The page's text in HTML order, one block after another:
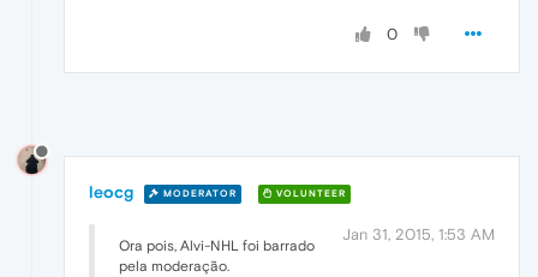
0
leocg MODERATOR VOLUNTEER
Jan 31, 2015, 1:53 AM
Ora pois, Alvi-NHL foi barrado
pela moderação.